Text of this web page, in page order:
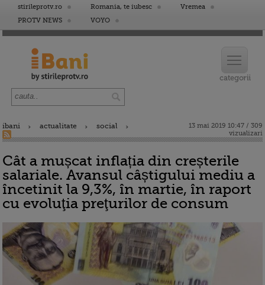
stirileprotv.ro Romania, te iubesc
Vremea
PROTV NEWS
VOYO
ibani actualitate social
13 mai 2019 10:47 / 309
vizualizari
Cât a mușcat inflația din creșterile
salariale. Avansul câștigului mediu a
încetinit la 9,3%, în martie, în raport
cu evoluţia preţurilor de consum